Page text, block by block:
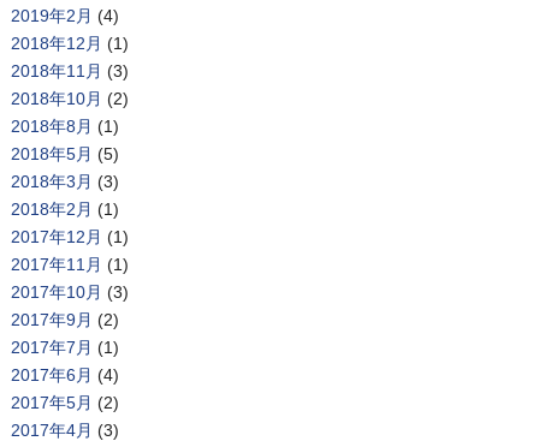
2019年2月 (4)
2018年12月 (1)
2018年11月 (3)
2018年10月 (2)
2018年8月 (1)
2018年5月 (5)
2018年3月 (3)
2018年2月 (1)
2017年12月 (1)
2017年11月 (1)
2017年10月 (3)
2017年9月 (2)
2017年7月 (1)
2017年6月 (4)
2017年5月 (2)
2017年4月 (3)